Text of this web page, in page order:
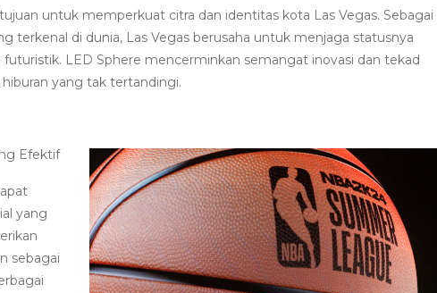
untuk memperkuat citra dan identitas kota Las Vegas. Sebagai
terkenal di dunia, Las Vegas berusaha untuk menjaga statusnya
futuristik. LED Sphere mencerminkan semangat inovasi dan tekad
yang tak tertandingi.
Efektif
yang
sebagai